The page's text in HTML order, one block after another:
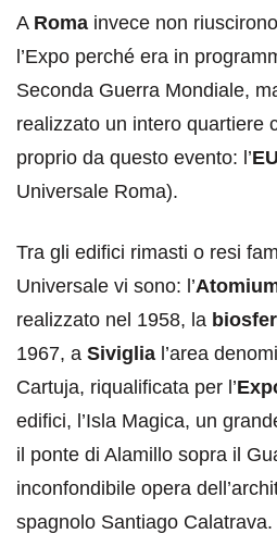
A Roma invece non
l’Expo perché era in
Seconda Guerra Mondiale,
realizzato un intero quartiere
proprio da questo evento: l’
Universale Roma).
Tra gli edifici rimasti o resi
Universale vi sono: l’
realizzato nel 1958, la
1967, a Siviglia l’area
Cartuja, riqualificata per l’
edifici, l’Isla Magica, un
il ponte di Alamillo sopra il
inconfondibile opera
spagnolo Santiago Calatrava.